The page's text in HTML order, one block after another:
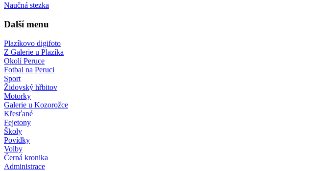
Naučná stezka
Další menu
Plazíkovo digifoto
Z Galerie u Plazíka
Okolí Peruce
Fotbal na Peruci
Sport
Židovský hřbitov
Motorky
Galerie u Kozorožce
Křesťané
Fejetony
Školy
Povídky
Volby
Černá kronika
Administrace